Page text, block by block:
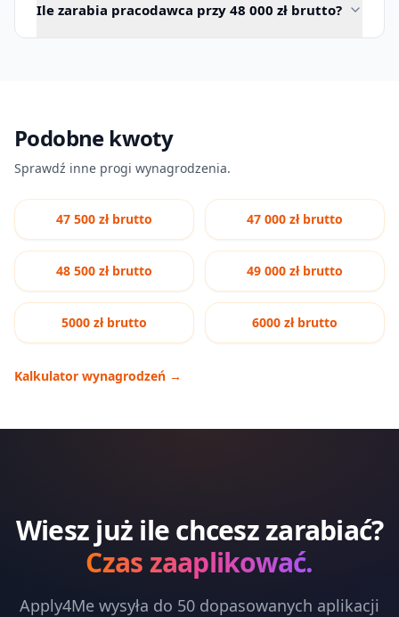
Ile zarabia pracodawca przy 48 000 zł brutto?
Podobne kwoty
Sprawdź inne progi wynagrodzenia.
47 500 zł brutto 47 000 zł brutto
48 500 zł brutto 49 000 zł brutto
5000 zł brutto 6000 zł brutto
Kalkulator wynagrodzeń →
Wiesz już ile chcesz zarabiać?
Czas zaaplikować.
Apply4Me wysyła do 50 dopasowanych aplikacji